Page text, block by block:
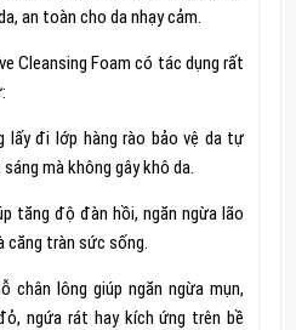
an toàn cho da nhạy cảm.
Cleansing Foam có tác dụng rất
lấy đi lớp hàng rào bảo vệ da tự
mà không gây khô da.
tăng độ đàn hồi, ngăn ngừa lão
căng tràn sức sống.
chân lông giúp ngăn ngừa mụn,
ngứa rát hay kích ứng trên bề